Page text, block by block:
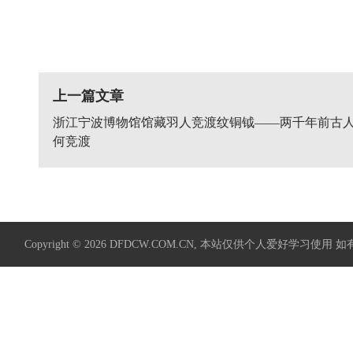
上一篇文章
浙江宁波博物馆馆藏羽人竞渡纹铜钺——两千年前古
何竞渡
Copyright © 2026 DFDCW.COM.CN, 本站仅供个人爱好学习使用 如